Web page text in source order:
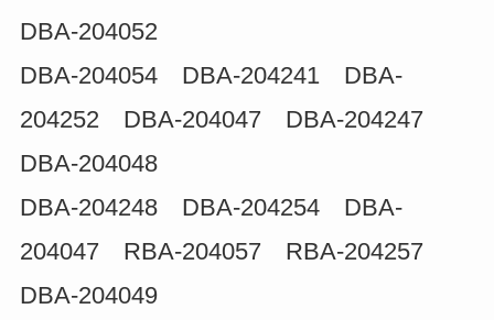
DBA-204052
DBA-204054 DBA-204241 DBA-
204252 DBA-204047 DBA-204247
DBA-204048
DBA-204248 DBA-204254 DBA-
204047 RBA-204057 RBA-204257
DBA-204049